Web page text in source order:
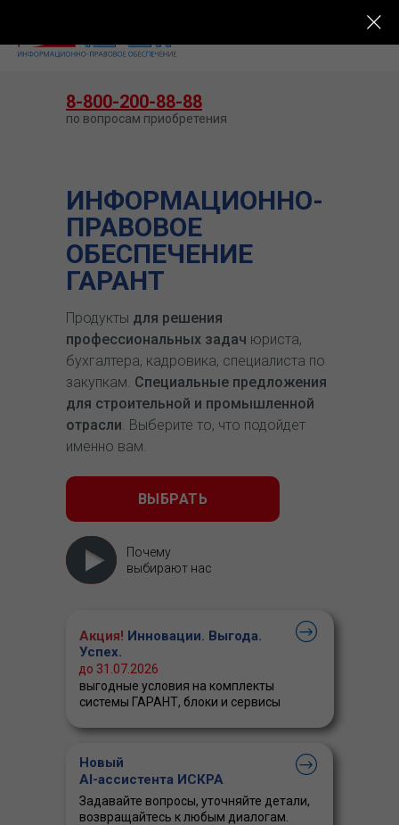
ИНФОРМАЦИОННО-
ПРАВОВОЕ
ОБЕСПЕЧЕНИЕ
ГАРАНТ
Продукты для решения
профессиональных задач юриста,
бухгалтера, кадровика, специалиста по
закупкам. Специальные предложения
для строительной и промышленной
отрасли. Выберите то, что подойдет
именно вам.
ВЫБРАТЬ
Почему
выбирают нас
Акция! Инновации. Выгода.
Успех.
выгодные условия на комплекты
системы ГАРАНТ, блоки и сервисы
до 31.07.2026
8-800-200-88-88
по вопросам приобретения
Новый
AI-ассистента ИСКРА
Задавайте вопросы, уточняйте детали,
возвращайтесь к любым диалогам.